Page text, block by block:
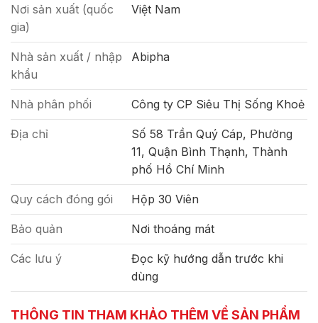
Nơi sản xuất (quốc
gia)
Việt Nam
Nhà sản xuất / nhập
khẩu
Abipha
Nhà phân phối Công ty CP Siêu Thị Sống Khoẻ
Địa chỉ
Số 58 Trần Quý Cáp, Phường
11, Quận Bình Thạnh, Thành
phố Hồ Chí Minh
Quy cách đóng gói Hộp 30 Viên
Bảo quản Nơi thoáng mát
Các lưu ý
Đọc kỹ hướng dẫn trước khi
dùng
THÔNG TIN THAM KHẢO THÊM VỀ SẢN PHẨM